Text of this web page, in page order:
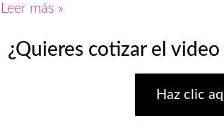
Leer más »
¿Quieres cotizar el
Haz clic